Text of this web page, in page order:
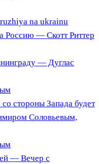
Россию — Скотт Риттер
— Дуглас
стороны Запада будет
Соловьевым,
— Вечер с